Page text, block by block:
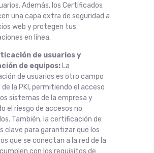
Además, los Certificados
una capa extra de seguridad a
web y protegen tus
en línea.
de usuarios y
de equipos: La
de usuarios es otro campo
la PKI, permitiendo el acceso
sistemas de la empresa y
el riesgo de accesos no
También, la certificación de
clave para garantizar que los
que se conectan a la red de la
con los requisitos de